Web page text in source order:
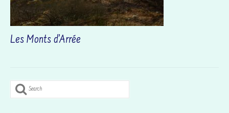
Tarifs et disponibilités
Nous contacter
Les Monts d’Arrée
Search
for: